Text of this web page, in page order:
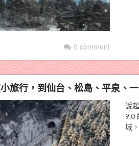
0 comment
旅行，到仙台、松島、平泉、
說
9.0
域